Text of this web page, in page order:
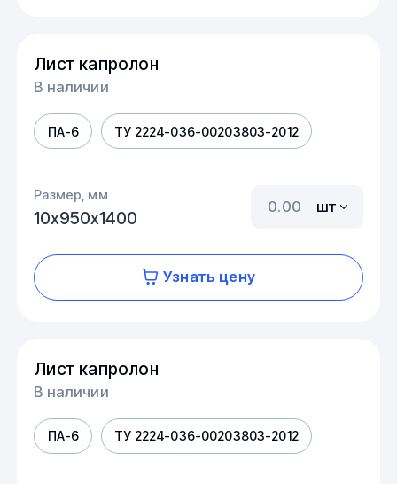
Лист капролон
В наличии
ПА-6 ТУ 2224-036-00203803-2012
Размер, мм
10х950х1400
шт
Узнать цену
Лист капролон
В наличии
ПА-6 ТУ 2224-036-00203803-2012